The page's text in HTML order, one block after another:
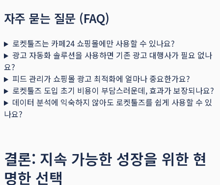
자주 묻는 질문 (FAQ)
로켓툴즈는 카페24 쇼핑몰에만 사용할 수 있나요?
광고 자동화 솔루션을 사용하면 기존 광고 대행사가 필요 없나
요?
피드 관리가 쇼핑몰 광고 최적화에 얼마나 중요한가요?
로켓툴즈 도입 초기 비용이 부담스러운데, 효과가 보장되나요?
데이터 분석에 익숙하지 않아도 로켓툴즈를 쉽게 사용할 수 있
나요?
결론: 지속 가능한 성장을 위한 현
명한 선택